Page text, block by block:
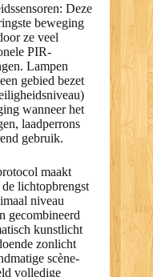
Deze
beweging
ze veel
PIR-
Lampen
gebied bezet
wanneer het
laadperrons
gebruik.
maakt
lichtopbrengst
niveau
gecombineerd
kunstlicht
zonlicht
scène-
volledige